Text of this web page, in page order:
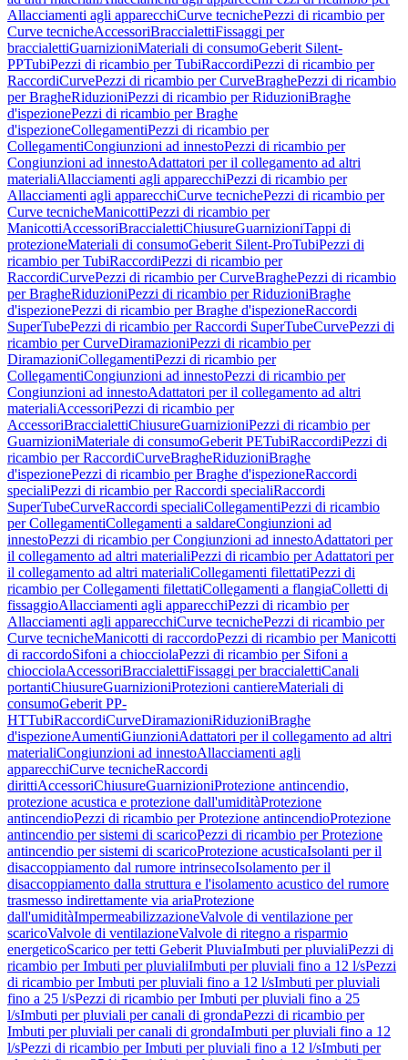
Allacciamenti agli apparecchiCurve tecnichePezzi di ricambio per
Curve tecnicheAccessoriBraccialettiFissaggi per
braccialettiGuarnizioniMateriali di consumoGeberit Silent-
PPTubiPezzi di ricambio per TubiRaccordiPezzi di ricambio per
RaccordiCurvePezzi di ricambio per CurveBraghePezzi di ricambio
per BragheRiduzioniPezzi di ricambio per RiduzioniBraghe
d'ispezionePezzi di ricambio per Braghe
d'ispezioneCollegamentiPezzi di ricambio per
CollegamentiCongiunzioni ad innestoPezzi di ricambio per
Congiunzioni ad innestoAdattatori per il collegamento ad altri
materialiAllacciamenti agli apparecchiPezzi di ricambio per
Allacciamenti agli apparecchiCurve tecnichePezzi di ricambio per
Curve tecnicheManicottiPezzi di ricambio per
ManicottiAccessoriBraccialettiChiusureGuarnizioniTappi di
protezioneMateriali di consumoGeberit Silent-ProTubiPezzi di
ricambio per TubiRaccordiPezzi di ricambio per
RaccordiCurvePezzi di ricambio per CurveBraghePezzi di ricambio
per BragheRiduzioniPezzi di ricambio per RiduzioniBraghe
d'ispezionePezzi di ricambio per Braghe d'ispezioneRaccordi
SuperTubePezzi di ricambio per Raccordi SuperTubeCurvePezzi di
ricambio per CurveDiramazioniPezzi di ricambio per
DiramazioniCollegamentiPezzi di ricambio per
CollegamentiCongiunzioni ad innestoPezzi di ricambio per
Congiunzioni ad innestoAdattatori per il collegamento ad altri
materialiAccessoriPezzi di ricambio per
AccessoriBraccialettiChiusureGuarnizioniPezzi di ricambio per
GuarnizioniMateriale di consumoGeberit PETubiRaccordiPezzi di
ricambio per RaccordiCurveBragheRiduzioniBraghe
d'ispezionePezzi di ricambio per Braghe d'ispezioneRaccordi
specialiPezzi di ricambio per Raccordi specialiRaccordi
SuperTubeCurveRaccordi specialiCollegamentiPezzi di ricambio
per CollegamentiCollegamenti a saldareCongiunzioni ad
innestoPezzi di ricambio per Congiunzioni ad innestoAdattatori per
il collegamento ad altri materialiPezzi di ricambio per Adattatori per
il collegamento ad altri materialiCollegamenti filettatiPezzi di
ricambio per Collegamenti filettatiCollegamenti a flangiaColletti di
fissaggioAllacciamenti agli apparecchiPezzi di ricambio per
Allacciamenti agli apparecchiCurve tecnichePezzi di ricambio per
Curve tecnicheManicotti di raccordoPezzi di ricambio per Manicotti
di raccordoSifoni a chiocciolaPezzi di ricambio per Sifoni a
chiocciolaAccessoriBraccialettiFissaggi per braccialettiCanali
portantiChiusureGuarnizioniProtezioni cantiereMateriali di
consumoGeberit PP-
HTTubiRaccordiCurveDiramazioniRiduzioniBraghe
d'ispezioneAumentiGiunzioniAdattatori per il collegamento ad altri
materialiCongiunzioni ad innestoAllacciamenti agli
apparecchiCurve tecnicheRaccordi
dirittiAccessoriChiusureGuarnizioniProtezione antincendio,
protezione acustica e protezione dall'umiditàProtezione
antincendioPezzi di ricambio per Protezione antincendioProtezione
antincendio per sistemi di scaricoPezzi di ricambio per Protezione
antincendio per sistemi di scaricoProtezione acusticaIsolanti per il
disaccoppiamento dal rumore intrinsecoIsolamento per il
disaccoppiamento dalla struttura e l'isolamento acustico del rumore
trasmesso indirettamente via ariaProtezione
dall'umiditàImpermeabilizzazioneValvole di ventilazione per
scaricoValvole di ventilazioneValvole di ritegno a risparmio
energeticoScarico per tetti Geberit PluviaImbuti per pluvialiPezzi di
ricambio per Imbuti per pluvialiImbuti per pluviali fino a 12 l/sPezzi
di ricambio per Imbuti per pluviali fino a 12 l/sImbuti per pluviali
fino a 25 l/sPezzi di ricambio per Imbuti per pluviali fino a 25
l/sImbuti per pluviali per canali di grondaPezzi di ricambio per
Imbuti per pluviali per canali di grondaImbuti per pluviali fino a 12
l/sPezzi di ricambio per Imbuti per pluviali fino a 12 l/sImbuti per